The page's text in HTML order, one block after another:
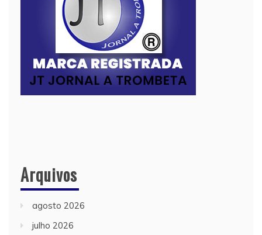
Arquivos
agosto 2026
julho 2026